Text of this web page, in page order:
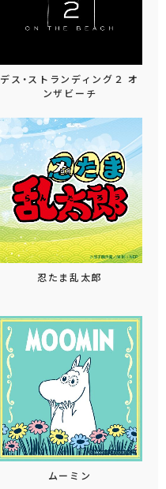
デス・ストランディング２ オ
ンザビーチ
忍たま乱太郎
ムーミン